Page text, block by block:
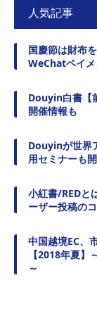
人気記事
国慶節は財布
WeChatペイメ
Douyin白書【
開催情報も
Douyinが世界
用セミナーも開
小紅書/REDと
ーザー投稿の
中国越境EC、
【2018年夏】
～